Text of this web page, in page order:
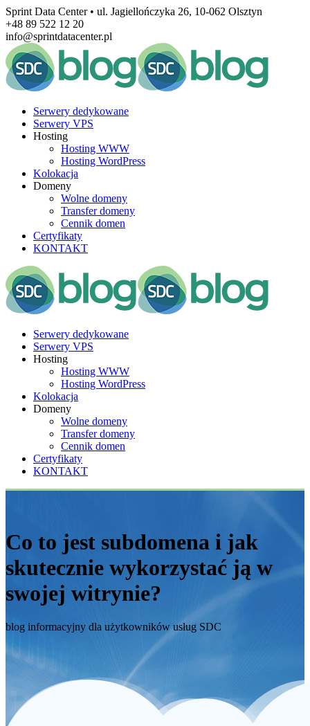
Sprint Data Center • ul. Jagiellończyka 26, 10-062 Olsztyn
+48 89 522 12 20
info@sprintdatacenter.pl
Serwery dedykowane
Serwery VPS
Hosting
Hosting WWW
Hosting WordPress
Kolokacja
Domeny
Wolne domeny
Transfer domeny
Cennik domen
Certyfikaty
KONTAKT
Serwery dedykowane
Serwery VPS
Hosting
Hosting WWW
Hosting WordPress
Kolokacja
Domeny
Wolne domeny
Transfer domeny
Cennik domen
Certyfikaty
KONTAKT
Co to jest subdomena i jak
skutecznie wykorzystać ją w
swojej witrynie?
blog informacyjny dla użytkowników usług SDC